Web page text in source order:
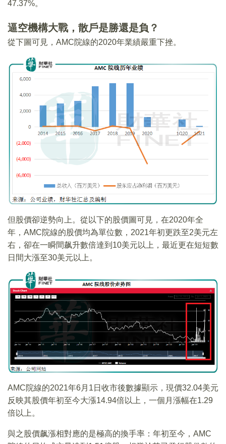
47.37%。
逼空機構大戰，散戶是勝還是負？
從下圖可見，AMC院線的2020年業績嚴重下挫。
但股價卻逆勢向上。從以下的股價圖可見，在2020年全
年，AMC院線的股價均為單位數，2021年初更跌至2美元左
右，卻在一瞬間飙升數倍達到10美元以上，最近更在短短數
日間大漲至30美元以上。
AMC院線的2021年6月1日收市後數據顯示，現價32.04美元
反映其股價年初至今大漲14.94倍以上，一個月漲幅在1.29
倍以上。
與之股價飙漲相對應的是極高的換手率：年初至今，AMC